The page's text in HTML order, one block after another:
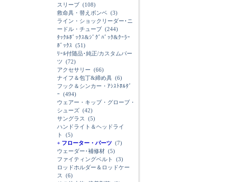
スリーブ (108)
救命具・替えボンベ (3)
ライン・ショックリーダー･ニ
ードル・チューブ (244)
ﾀｯｸﾙﾎﾞｯｸｽ&ｼﾞｸﾞﾊﾞｯｸ&ｸｰﾗｰ
ﾎﾞｯｸｽ (51)
ﾘｰﾙ付随品･純正/カスタムパー
ツ (72)
アクセサリー (66)
ナイフ＆包丁&締め具 (6)
フック＆シンカー・ｱｼｽﾄﾎﾙﾀﾞ
ｰ (494)
ウェアー・キップ・グローブ・
シューズ (42)
サングラス
(5)
ハンドライト＆ヘッドライ
ト
(5)
+ フローター・パーツ (7)
ウェーダー･補修材 (5)
ファイティングベルト
(3)
ロッドホルダー＆ロッドケー
ス
(6)